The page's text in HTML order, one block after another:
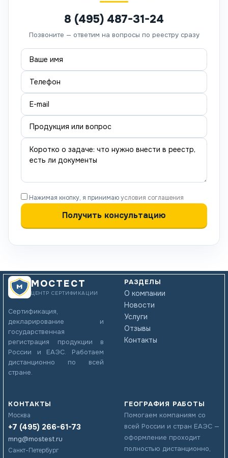
8 (495) 487-31-24
Позвоните — ответим на вопросы по реестру сразу
Нажимая кнопку, я принимаюусловия соглашения
МОСТЕСТ
ЦЕНТР СЕРТИФИКАЦИИ
Сертификация,
декларирование и
государственная
регистрация продукции в
России и ЕАЭС. Работаем
дистанционно по всей
стране.
РАЗДЕЛЫ
О компании
Новости
Услуги
Отзывы
Контакты
КОНТАКТЫ
Москва
+7 (495) 266-61-73
mng@mostest.ru
Санкт-Петербург
ГЕОГРАФИЯ РАБОТЫ
Помогаем компаниям со
всей России и стран ЕАЭС —
оформление проходит
полностью дистанционно,